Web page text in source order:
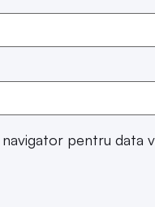
pentru data